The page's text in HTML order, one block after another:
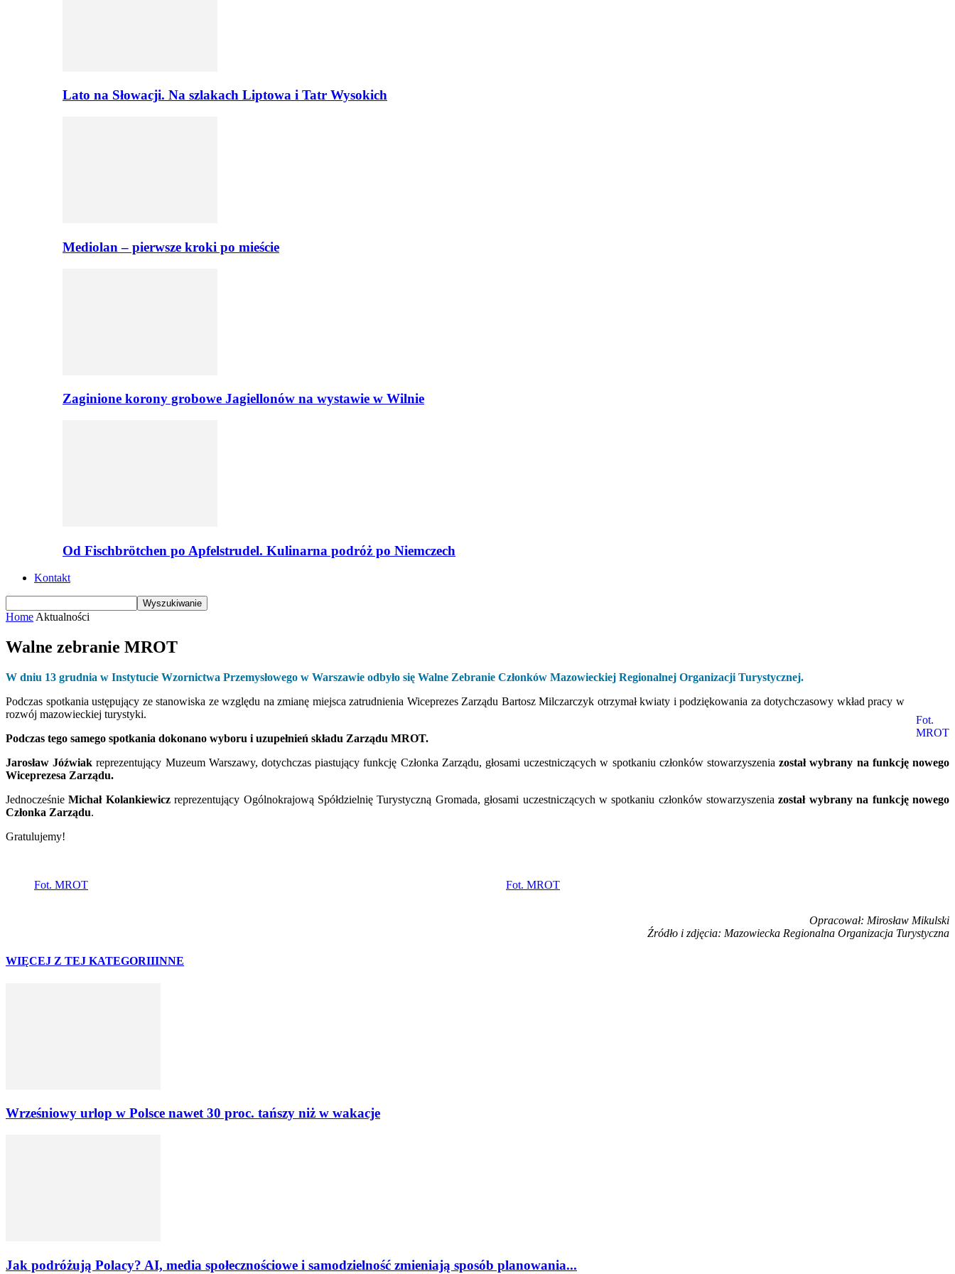
Lato na Słowacji. Na szlakach Liptowa i Tatr Wysokich
Mediolan – pierwsze kroki po mieście
Zaginione korony grobowe Jagiellonów na wystawie w Wilnie
Od Fischbrötchen po Apfelstrudel. Kulinarna podróż po Niemczech
Kontakt
Home Aktualności
Walne zebranie MROT
W dniu 13 grudnia w Instytucie Wzornictwa Przemysłowego w Warszawie odbyło się Walne Zebranie Członków Mazowieckiej Regionalnej Organizacji Turystycznej.
Fot.
MROT
Podczas spotkania ustępujący ze stanowiska ze względu na zmianę miejsca zatrudnienia Wiceprezes Zarządu Bartosz Milczarczyk otrzymał kwiaty i podziękowania za dotychczasowy wkład pracy w
rozwój mazowieckiej turystyki.
Podczas tego samego spotkania dokonano wyboru i uzupełnień składu Zarządu MROT.
Jarosław Jóźwiak reprezentujący Muzeum Warszawy, dotychczas piastujący funkcję Członka Zarządu, głosami uczestniczących w spotkaniu członków stowarzyszeniazostał wybrany na funkcję nowego
Wiceprezesa Zarządu.
JednocześnieMichał Kolankiewiczreprezentujący Ogólnokrajową Spółdzielnię Turystyczną Gromada, głosami uczestniczących w spotkaniu członków stowarzyszeniazostał wybrany na funkcję nowego
Członka Zarządu.
Gratulujemy!
Fot. MROT Fot. MROT
Opracował: Mirosław Mikulski
Źródło i zdjęcia: Mazowiecka Regionalna Organizacja Turystyczna
WIĘCEJ Z TEJ KATEGORIIINNE
Wrześniowy urlop w Polsce nawet 30 proc. tańszy niż w wakacje
Jak podróżują Polacy? AI, media społecznościowe i samodzielność zmieniają sposób planowania...